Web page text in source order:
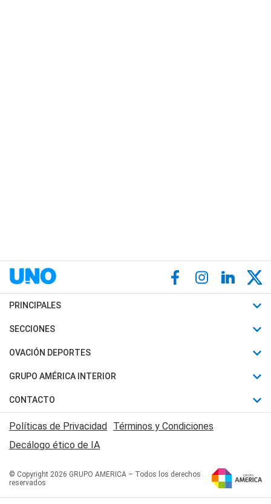
PRINCIPALES
Últimas Noticias
Política
Judiciales
Economia
SECCIONES
Horóscopo
Motores
Trucos caseros
Series y Películas
Edictos y Solicitadas
OVACIÓN DEPORTES
Fútbol
Mundial
Automovilismo
Rugby
Básquet
GRUPO AMÉRICA INTERIOR
Canal 7 en Vivo
San Juan 8
CONTACTO
Acerca de Nosotros
Contactanos
Políticas de Privacidad Términos y Condiciones
Decálogo ético de IA
© Copyright 2026 GRUPO AMERICA – Todos los derechos
reservados